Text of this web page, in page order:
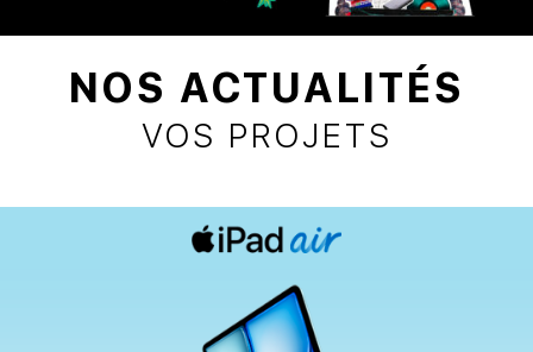
NOS ACTUALITÉS
VOS PROJETS